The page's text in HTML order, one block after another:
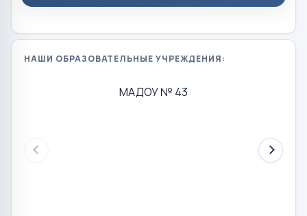
НАШИ ОБРАЗОВАТЕЛЬНЫЕ УЧРЕЖДЕНИЯ:
МАДОУ № 43